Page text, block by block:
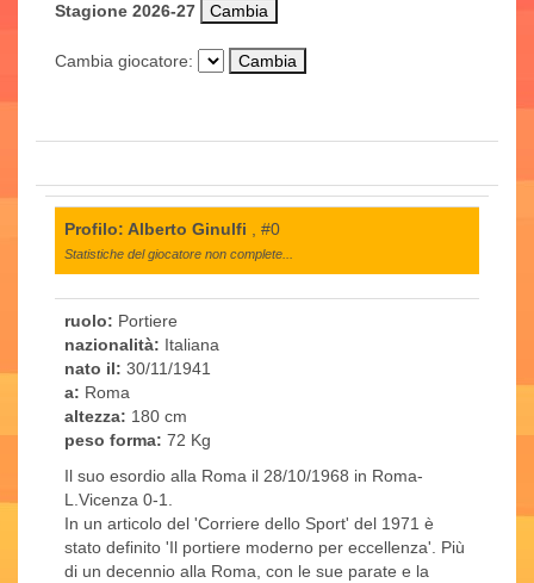
Stagione 2026-27
Cambia giocatore:
Profilo: Alberto Ginulfi , #0
Statistiche del giocatore non complete...
ruolo: Portiere
nazionalità: Italiana
nato il: 30/11/1941
a: Roma
altezza: 180 cm
peso forma: 72 Kg
Il suo esordio alla Roma il 28/10/1968 in Roma-
L.Vicenza 0-1.
In un articolo del 'Corriere dello Sport' del 1971 è
stato definito 'Il portiere moderno per eccellenza'. Più
di un decennio alla Roma, con le sue parate e la